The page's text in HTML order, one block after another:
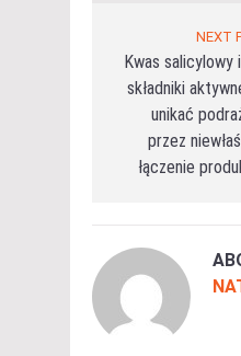
NEXT
Kwas salicylowy
składniki
unikać
przez
łączenie